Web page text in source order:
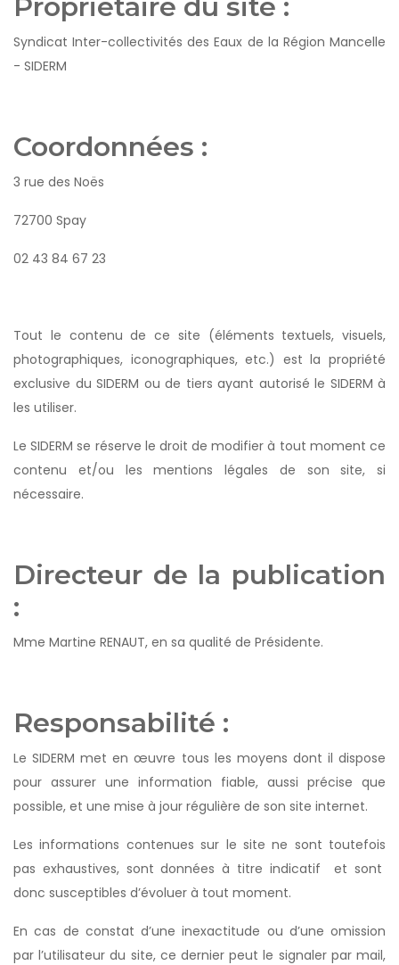
Propriétaire du site :
Syndicat Inter-collectivités des Eaux de la Région Mancelle
- SIDERM
Coordonnées :
3 rue des Noës
72700 Spay
02 43 84 67 23
Tout le contenu de ce site (éléments textuels, visuels,
photographiques, iconographiques, etc.) est la propriété
exclusive du SIDERM ou de tiers ayant autorisé le SIDERM à
les utiliser.
Le SIDERM se réserve le droit de modifier à tout moment ce
contenu et/ou les mentions légales de son site, si
nécessaire.
Directeur de la publication
:
Mme Martine RENAUT, en sa qualité de Présidente.
Responsabilité :
Le SIDERM met en œuvre tous les moyens dont il dispose
pour assurer une information fiable, aussi précise que
possible, et une mise à jour régulière de son site internet.
Les informations contenues sur le site ne sont toutefois
pas exhaustives, sont données à titre indicatif et sont
donc susceptibles d’évoluer à tout moment.
En cas de constat d’une inexactitude ou d’une omission
par l’utilisateur du site, ce dernier peut le signaler par mail,